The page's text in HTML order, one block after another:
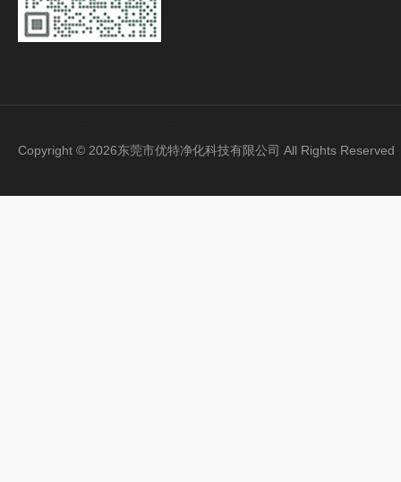
Copyright © 2026东莞市优特净化科技有限公司 All Rights